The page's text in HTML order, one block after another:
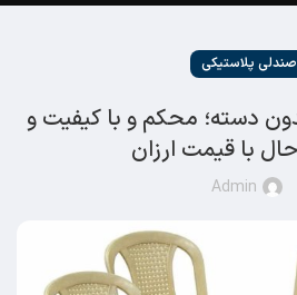
صندلی پلاستیکی
دسته؛ محکم و با کیفیت و
با قیمت ارزان
Admin